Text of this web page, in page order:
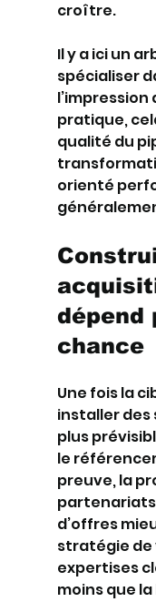
croître.
Il y a ici un
spécialiser
l’impression
pratique,
qualité du
orienté
dépend
chance
Une fois la
installer des
plus
le
preuve, la
d’offres
stratégie de
expertises
moins que